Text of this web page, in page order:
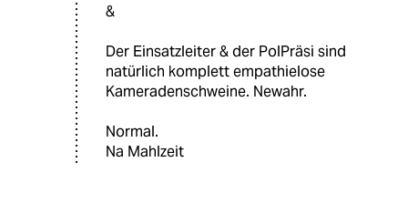
&
Der Einsatzleiter & der PolPräsi sind
natürlich komplett empathielose
Kameradenschweine. Newahr.
Normal.
Na Mahlzeit